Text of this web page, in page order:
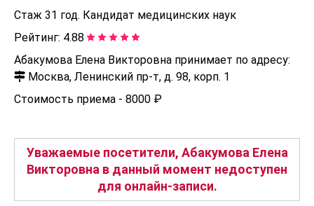
Стаж 31 год. Кандидат медицинских наук
Рейтинг: 4.88
Абакумова Елена Викторовна принимает по адресу:
Москва, Ленинский пр-т, д. 98, корп. 1
Стоимость приема - 8000 ₽
Уважаемые посетители, Абакумова Елена
Викторовна в данный момент недоступен
для онлайн-записи.